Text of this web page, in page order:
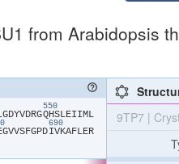
from Arabidopsis
​G​​D​​Y​​V​​D​​R​​G​
550
​Q​​H​​S​​L​​E​​I​​I​​M​​L​
​G​​V​​V​​S​​F​​G​​P​​D​
690
​I​​V​​K​​A​​F​​L​​E​​R​
9TP7 |